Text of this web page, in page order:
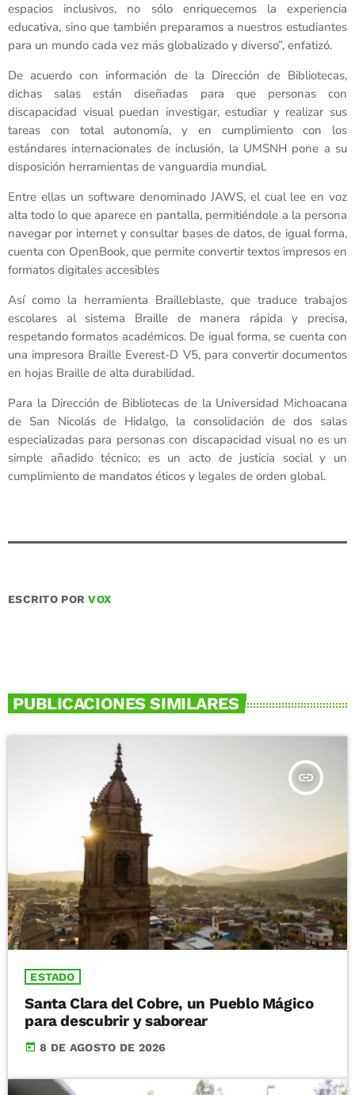
espacios inclusivos, no sólo enriquecemos la experiencia
educativa, sino que también preparamos a nuestros estudiantes
para un mundo cada vez más globalizado y diverso”, enfatizó.
De acuerdo con información de la Dirección de Bibliotecas,
dichas salas están diseñadas para que personas con
discapacidad visual puedan investigar, estudiar y realizar sus
tareas con total autonomía, y en cumplimiento con los
estándares internacionales de inclusión, la UMSNH pone a su
disposición herramientas de vanguardia mundial.
Entre ellas un software denominado JAWS, el cual lee en voz
alta todo lo que aparece en pantalla, permitiéndole a la persona
navegar por internet y consultar bases de datos, de igual forma,
cuenta con OpenBook, que permite convertir textos impresos en
formatos digitales accesibles
Así como la herramienta Brailleblaste, que traduce trabajos
escolares al sistema Braille de manera rápida y precisa,
respetando formatos académicos. De igual forma, se cuenta con
una impresora Braille Everest-D V5, para convertir documentos
en hojas Braille de alta durabilidad.
Para la Dirección de Bibliotecas de la Universidad Michoacana
de San Nicolás de Hidalgo, la consolidación de dos salas
especializadas para personas con discapacidad visual no es un
simple añadido técnico; es un acto de justicia social y un
cumplimiento de mandatos éticos y legales de orden global.
ESCRITO PORVOX
PUBLICACIONES SIMILARES
insert_link
ESTADO
Santa Clara del Cobre, un Pueblo Mágico
para descubrir y saborear
today 8 DE AGOSTO DE 2026